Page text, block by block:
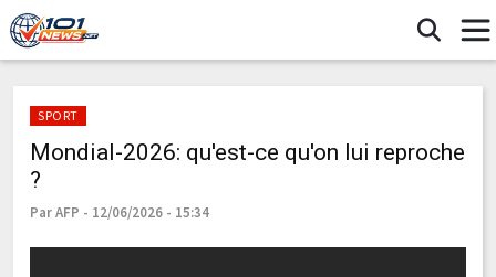
SPORT
Mondial-2026: qu'est-ce qu'on lui reproche
?
Par AFP - 12/06/2026 - 15:34